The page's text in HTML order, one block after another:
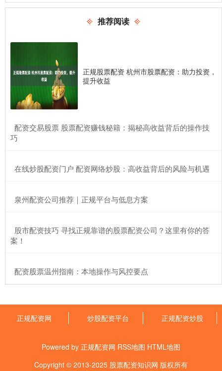
推荐阅读
正规股票配资 杭州市股票配资：助力投资，
提升收益
​配资交易股票 股票配资赚钱秘籍：揭秘高收益背后的操作技
巧
​在线炒股配资门户 配资网络炒股：高收益背后的风险与机遇
​泉州配资公司推荐｜正规平台与低息方案
​股市配资技巧 寻找正规靠谱的股票配资公司？这里有你的答
案！
​配资股票温州指南：本地操作与风控要点
正规配资网 炒股配资平台 正规配资炒股
Powered by 正规配资网 RSS地图 HTML地图
Copyright © 2013-2025 股票配资知识网 版权所有